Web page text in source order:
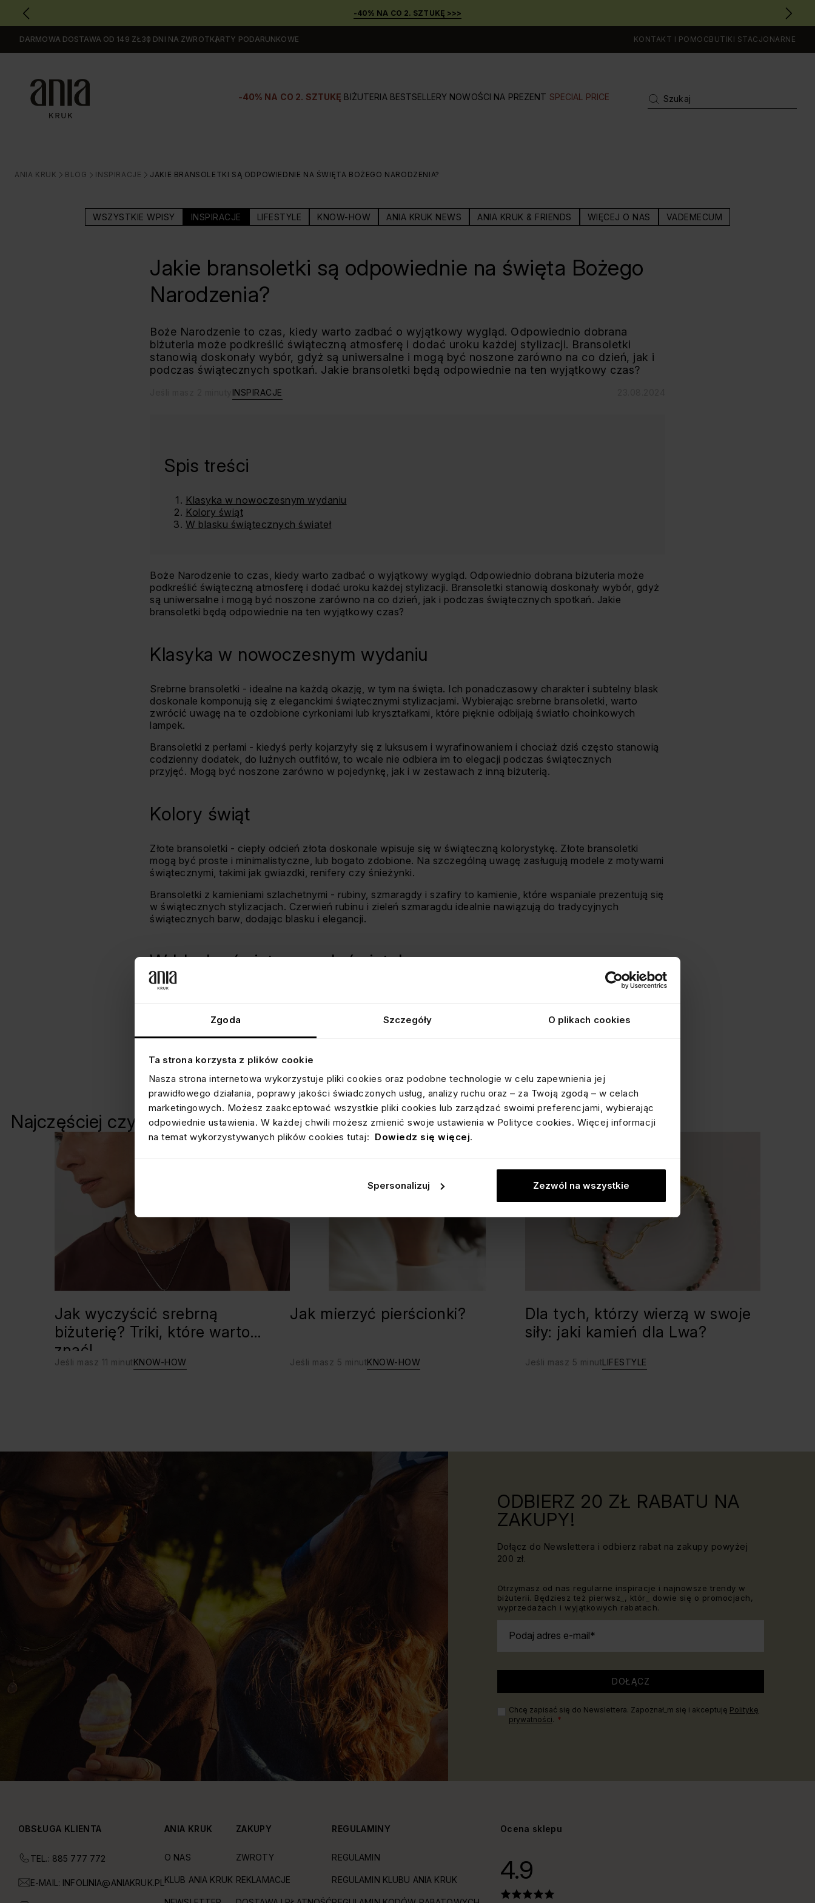
Zgoda Szczegóły O plikach cookies
Ta strona korzysta z plików cookie
Nasza strona internetowa wykorzystuje pliki cookies oraz podobne technologie w celu zapewnienia jej
prawidłowego działania, poprawy jakości świadczonych usług, analizy ruchu oraz – za Twoją zgodą – w celach
marketingowych. Możesz zaakceptować wszystkie pliki cookies lub zarządzać swoimi preferencjami, wybierając
odpowiednie ustawienia. W każdej chwili możesz zmienić swoje ustawienia w Polityce cookies. Więcej informacji
na temat wykorzystywanych plików cookies tutaj: Dowiedz się więcej.
Spersonalizuj Zezwól na wszystkie
GŁÓWNEJ
ZAWARTOŚCI
MENU
-40% NA CO 2. SZTUKĘ >>>
DARMOWA DOSTAWA OD 149 ZŁ30 DNI NA ZWROTKARTY PODARUNKOWE KONTAKT I POMOCBUTIKI STACJONARNE
-40% NA CO 2. SZTUKĘ BIŻUTERIA BESTSELLERY NOWOŚCI NA PREZENT SPECIAL PRICE
ANIA KRUK
>
BLOG
>
INSPIRACJE
>
JAKIE BRANSOLETKI SĄ ODPOWIEDNIE NA ŚWIĘTA BOŻEGO NARODZENIA?
WSZYSTKIE WPISY INSPIRACJE LIFESTYLE KNOW-HOW ANIA KRUK NEWS ANIA KRUK & FRIENDS WIĘCEJ O NAS VADEMECUM
Jakie bransoletki są odpowiednie na święta Bożego
Narodzenia?
Boże Narodzenie to czas, kiedy warto zadbać o wyjątkowy wygląd. Odpowiednio dobrana
biżuteria może podkreślić świąteczną atmosferę i dodać uroku każdej stylizacji. Bransoletki
stanowią doskonały wybór, gdyż są uniwersalne i mogą być noszone zarówno na co dzień, jak i
podczas świątecznych spotkań. Jakie bransoletki będą odpowiednie na ten wyjątkowy czas?
INSPIRACJE
Spis treści
Klasyka w nowoczesnym wydaniu
Kolory świąt
W blasku świątecznych świateł
Boże Narodzenie to czas, kiedy warto zadbać o wyjątkowy wygląd. Odpowiednio dobrana biżuteria może
podkreślić świąteczną atmosferę i dodać uroku każdej stylizacji. Bransoletki stanowią doskonały wybór, gdyż
są uniwersalne i mogą być noszone zarówno na co dzień, jak i podczas świątecznych spotkań. Jakie
bransoletki będą odpowiednie na ten wyjątkowy czas?
Klasyka w nowoczesnym wydaniu
Srebrne bransoletki - idealne na każdą okazję, w tym na święta. Ich ponadczasowy charakter i subtelny blask
doskonale komponują się z eleganckimi świątecznymi stylizacjami. Wybierając srebrne bransoletki, warto
zwrócić uwagę na te ozdobione cyrkoniami lub kryształkami, które pięknie odbijają światło choinkowych
lampek.
Bransoletki z perłami - kiedyś perły kojarzyły się z luksusem i wyrafinowaniem i chociaż dziś często stanowią
codzienny dodatek, do luźnych outfitów, to wcale nie odbiera im to elegacji podczas świątecznych
przyjęć. Mogą być noszone zarówno w pojedynkę, jak i w zestawach z inną biżuterią.
Kolory świąt
Złote bransoletki - ciepły odcień złota doskonale wpisuje się w świąteczną kolorystykę. Złote bransoletki
mogą być proste i minimalistyczne, lub bogato zdobione. Na szczególną uwagę zasługują modele z motywami
świątecznymi, takimi jak gwiazdki, renifery czy śnieżynki.
Bransoletki z kamieniami szlachetnymi - rubiny, szmaragdy i szafiry to kamienie, które wspaniale prezentują się
w świątecznych stylizacjach. Czerwień rubinu i zieleń szmaragdu idealnie nawiązują do tradycyjnych
świątecznych barw, dodając blasku i elegancji.
W blasku świątecznych świateł
biżuteria odzwierciedlała Twój styl i osobowość.
Niech magia świąt zabłyśnie na Twoim nadgarstku, przynosząc radość i blask w te wyjątkowe dni.
Najczęściej czytane
Jak wyczyścić srebrną
biżuterię? Triki, które warto
znać!
Jeśli masz 11 minutKNOW-HOW
Jak mierzyć pierścionki?
Jeśli masz 5 minutKNOW-HOW
Dla tych, którzy wierzą w swoje
siły: jaki kamień dla Lwa?
Jeśli masz 5 minutLIFESTYLE
ODBIERZ 20 ZŁ RABATU NA
ZAKUPY!
Dołącz do Newslettera i odbierz rabat na zakupy powyżej
200 zł.
Otrzymasz od nas regularne inspiracje i najnowsze trendy w
biżuterii. Będziesz też pierwsz_, któr_ dowie się o promocjach,
wyprzedażach i wyjątkowych rabatach.
Podaj adres e-mail
DOŁĄCZ
Chcę zapisać się do Newslettera. Zapoznał_m się i akceptuję Politykę
prywatności.
OBSŁUGA KLIENTA
TEL.: 885 777 772
E-MAIL: INFOLINIA@ANIAKRUK.PL
ANIA KRUK
O NAS
KLUB ANIA KRUK
ZAKUPY
ZWROTY
REKLAMACJE
REGULAMINY
REGULAMIN
REGULAMIN KLUBU ANIA KRUK
Ocena sklepu
4.9